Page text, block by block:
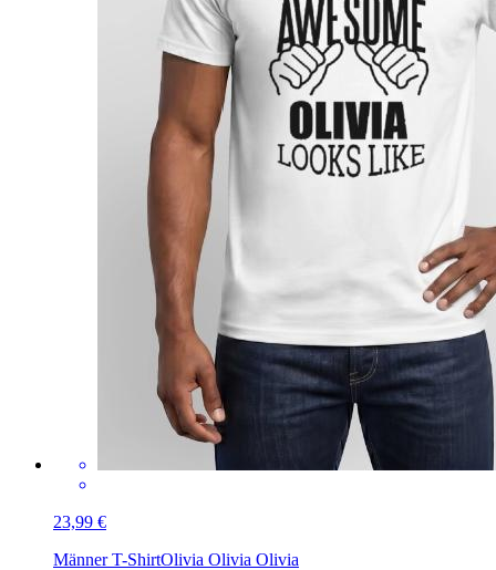
23,99 €
Männer T-ShirtOlivia Olivia Olivia